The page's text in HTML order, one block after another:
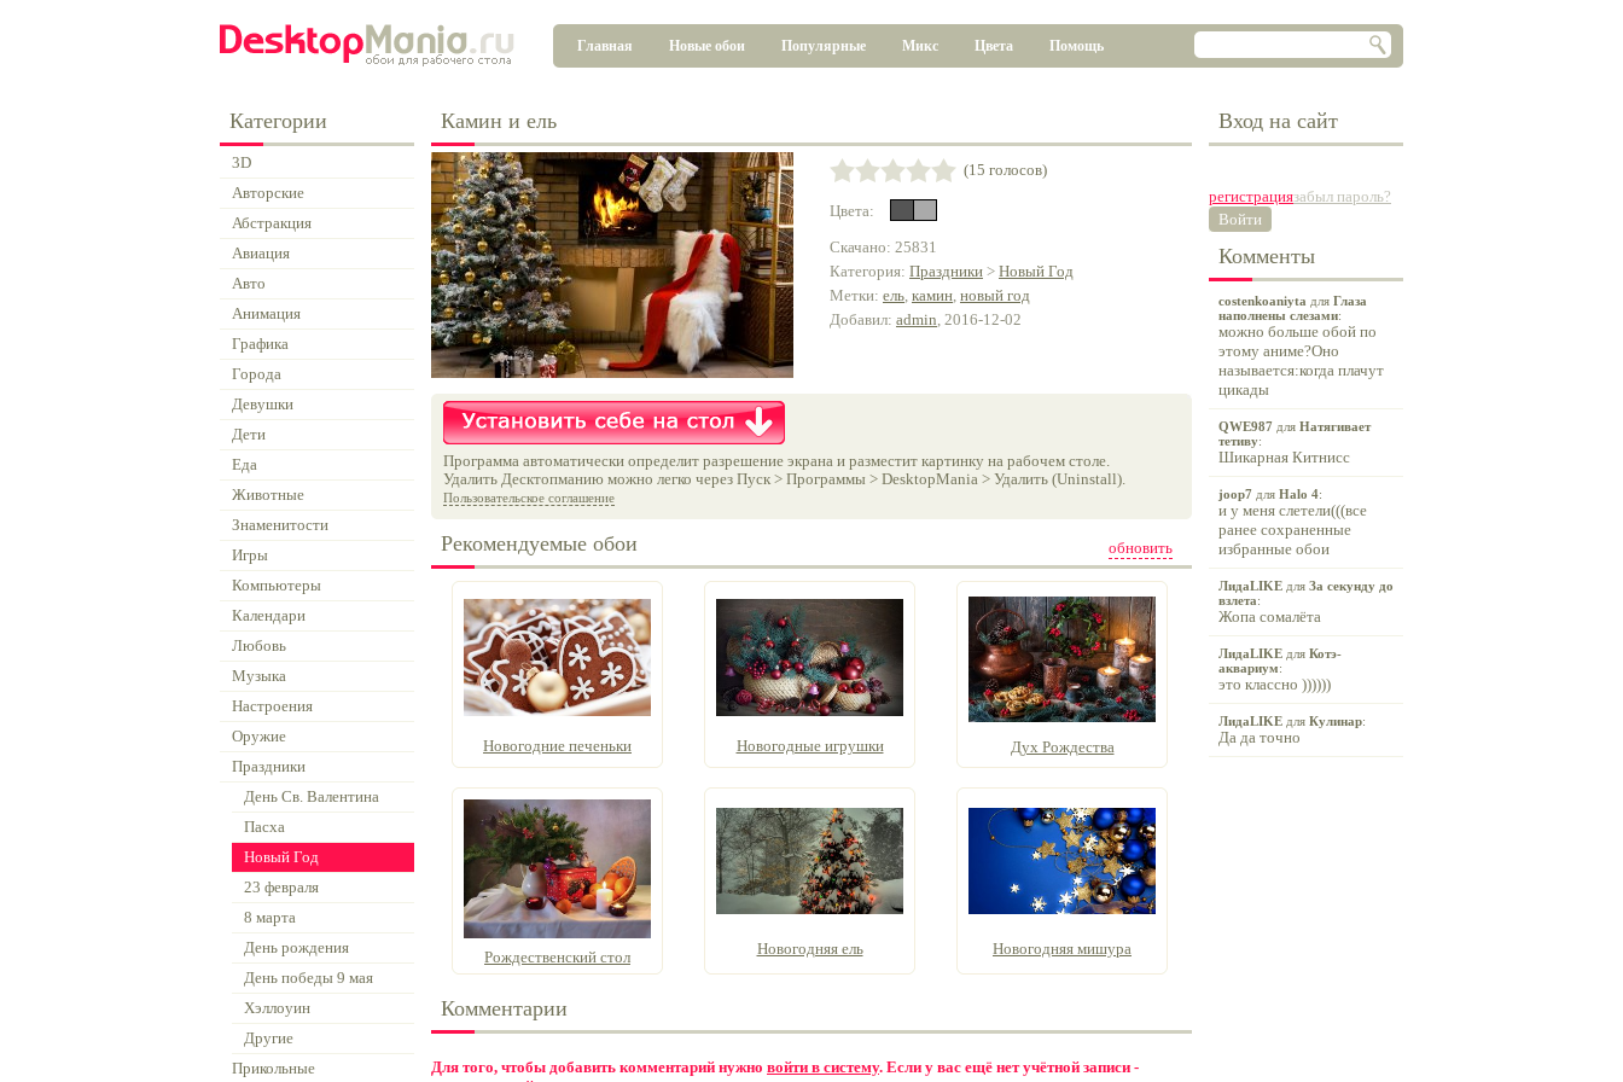
Главная Новые обои Популярные Микс Цвета Помощь
Категории
3D
Авторские
Абстракция
Авиация
Авто
Анимация
Графика
Города
Девушки
Дети
Еда
Животные
Знаменитости
Игры
Компьютеры
Календари
Любовь
Музыка
Настроения
Оружие
Праздники
День Св. Валентина
Пасха
Новый Год
23 февраля
8 марта
День рождения
День победы 9 мая
Хэллоуин
Другие
Прикольные
Камин и ель
(15 голосов)
Цвета:
Скачано: 25831
Категория: Праздники > Новый Год
Метки: ель, камин, новый год
Добавил: admin, 2016-12-02
Программа автоматически определит разрешение экрана и разместит картинку на рабочем столе.
Удалить Десктопманию можно легко через Пуск > Программы > DesktopMania > Удалить (Uninstall).
Пользовательское соглашение
обновить
Рекомендуемые обои
Новогодние печеньки Новогодные игрушки Дух Рождества
Рождественский стол Новогодняя ель Новогодняя мишура
Комментарии
Для того, чтобы добавить комментарий нужно войти в систему. Если у вас ещё нет учётной записи -
Вход на сайт
регистрациязабыл пароль?
Войти
Комменты
costenkoaniyta для Глаза
наполнены слезами:
можно больше обой по
этому аниме?Оно
называется:когда плачут
цикады
QWE987 для Натягивает
тетиву:
Шикарная Китнисс
joop7 для Halo 4:
и у меня слетели(((все
ранее сохраненные
избранные обои
ЛидаLIKE для За секунду до
взлета:
Жопа сомалёта
ЛидаLIKE для Котэ-
аквариум:
это классно ))))))
ЛидаLIKE для Кулинар:
Да да точно